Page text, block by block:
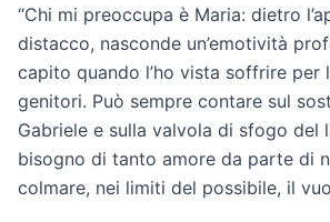
“Chi mi preoccupa è Maria: dietro
distacco, nasconde un’emotività
capito quando l’ho vista soffrire per
genitori. Può sempre contare sul
Gabriele e sulla valvola di sfogo del
bisogno di tanto amore da parte di
colmare, nei limiti del possibile, il